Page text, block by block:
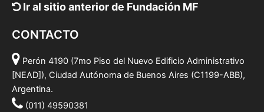
Ir al sitio anterior de Fundación MF
CONTACTO
Perón 4190 (7mo Piso del Nuevo Edificio Administrativo
[NEAD]), Ciudad Autónoma de Buenos Aires (C1199-ABB),
Argentina.
(011) 49590381